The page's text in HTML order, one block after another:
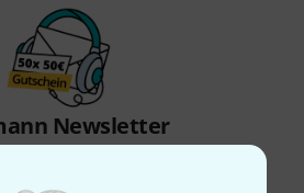
Newsletter
Newsletter und gewinne mit